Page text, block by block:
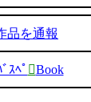
品を通報
ｽﾍﾟ Book